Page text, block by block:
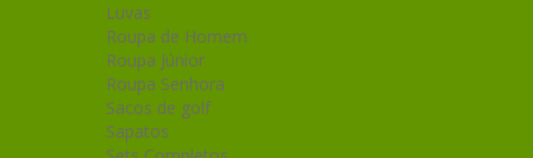
Luvas
Roupa de Homem
Roupa Júnior
Roupa Senhora
Sacos de golf
Sapatos